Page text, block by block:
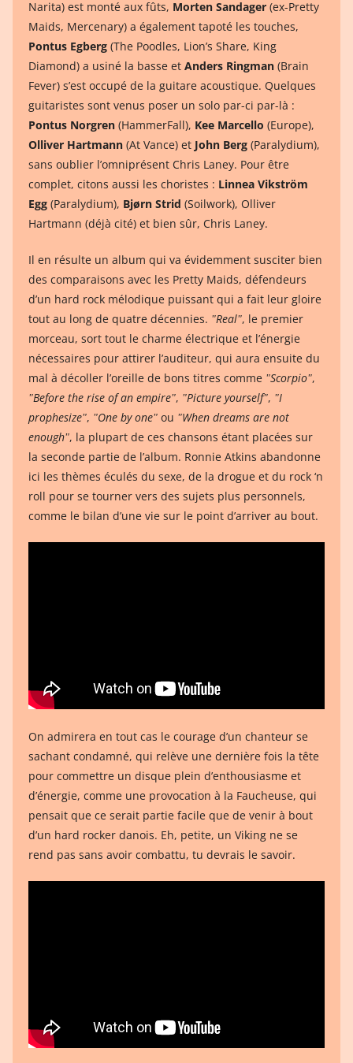
Narita) est monté aux fûts, Morten Sandager (ex-Pretty
Maids, Mercenary) a également tapoté les touches,
Pontus Egberg (The Poodles, Lion’s Share, King
Diamond) a usiné la basse et Anders Ringman (Brain
Fever) s’est occupé de la guitare acoustique. Quelques
guitaristes sont venus poser un solo par-ci par-là :
Pontus Norgren (HammerFall), Kee Marcello (Europe),
Olliver Hartmann (At Vance) et John Berg (Paralydium),
sans oublier l’omniprésent Chris Laney. Pour être
complet, citons aussi les choristes : Linnea Vikström
Egg (Paralydium), Bjørn Strid (Soilwork), Olliver
Hartmann (déjà cité) et bien sûr, Chris Laney.
Il en résulte un album qui va évidemment susciter bien
des comparaisons avec les Pretty Maids, défendeurs
d’un hard rock mélodique puissant qui a fait leur gloire
tout au long de quatre décennies. ʺRealʺ, le premier
morceau, sort tout le charme électrique et l’énergie
nécessaires pour attirer l’auditeur, qui aura ensuite du
mal à décoller l’oreille de bons titres comme ʺScorpioʺ,
ʺBefore the rise of an empireʺ, ʺPicture yourselfʺ, ʺI
prophesizeʺ, ʺOne by oneʺ ou ʺWhen dreams are not
enoughʺ, la plupart de ces chansons étant placées sur
la seconde partie de l’album. Ronnie Atkins abandonne
ici les thèmes éculés du sexe, de la drogue et du rock ‘n
roll pour se tourner vers des sujets plus personnels,
comme le bilan d’une vie sur le point d’arriver au bout.
On admirera en tout cas le courage d’un chanteur se
sachant condamné, qui relève une dernière fois la tête
pour commettre un disque plein d’enthousiasme et
d’énergie, comme une provocation à la Faucheuse, qui
pensait que ce serait partie facile que de venir à bout
d’un hard rocker danois. Eh, petite, un Viking ne se
rend pas sans avoir combattu, tu devrais le savoir.